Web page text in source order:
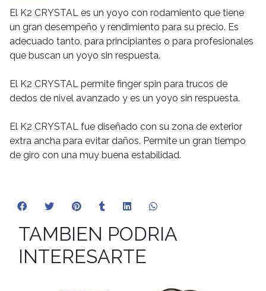
El K2 CRYSTAL es un yoyo con rodamiento que tiene
un gran desempeño y rendimiento para su precio. Es
adecuado tanto, para principiantes o para profesionales
que buscan un yoyo sin respuesta.
El K2 CRYSTAL permite finger spin para trucos de
dedos de nivel avanzado y es un yoyo sin respuesta.
El K2 CRYSTAL fue diseñado con su zona de exterior
extra ancha para evitar daños. Permite un gran tiempo
de giro con una muy buena estabilidad.
TAMBIEN PODRIA
INTERESARTE